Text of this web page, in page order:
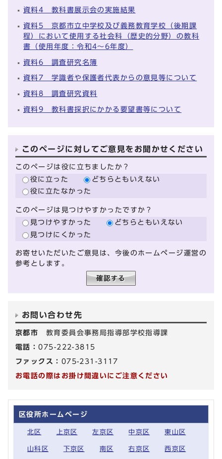
資料4 教科書展示会の実施結果
資料5 京都市立中学校及び義務教育学校（後期課
程）において使用する社会科（歴史的分野）の教科
書（使用年度：令和4～6年度）
資料6 調査研究名簿
資料7 学識者や保護者代表からの意見等について
資料8 調査研究資料
資料9 教科書採択にかかる要望書等について
このページに対してご意見をお聞かせください
このページは役に立ちましたか？
役に立った
どちらともいえない
役に立たなかった
このページは見つけやすかったですか？
見つけやすかった
どちらともいえない
見つけにくかった
お寄せいただいたご意見は、今後のホームページ運営の
参考とします。
お問い合わせ先
京都市 教育委員会事務局指導部学校指導課
電話：075-222-3815
ファックス： 075-231-3117
お電話の際はお掛け間違いにご注意ください
区役所ホームページ
北区 上京区 左京区 中京区 東山区
山科区 下京区 南区 右京区 西京区